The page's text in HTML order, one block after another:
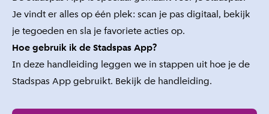
Je vindt er alles op één plek: scan je pas digitaal, bekijk
je tegoeden en sla je favoriete acties op.
Hoe gebruik ik de Stadspas App?
In deze handleiding leggen we in stappen uit hoe je de
Stadspas App gebruikt. Bekijk de handleiding.